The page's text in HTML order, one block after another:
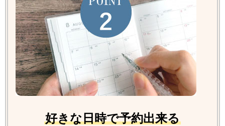
好きな日時で予約出来る